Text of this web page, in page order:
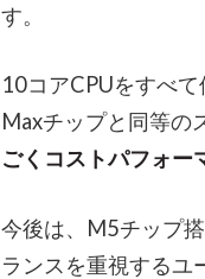
す。
10コアCPUをすべ
Maxチップと同等の
ごくコストパフォー
今後は、M5チップ
ランスを重視するユ